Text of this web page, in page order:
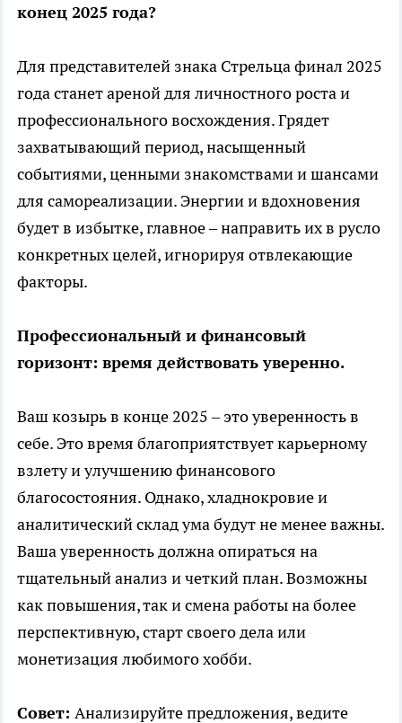
конец 2025 года?
Для представителей знака Стрельца финал 2025
года станет ареной для личностного роста и
профессионального восхождения. Грядет
захватывающий период, насыщенный
событиями, ценными знакомствами и шансами
для самореализации. Энергии и вдохновения
будет в избытке, главное – направить их в русло
конкретных целей, игнорируя отвлекающие
факторы.
Профессиональный и финансовый
горизонт: время действовать уверенно.
Ваш козырь в конце 2025 – это уверенность в
себе. Это время благоприятствует карьерному
взлету и улучшению финансового
благосостояния. Однако, хладнокровие и
аналитический склад ума будут не менее важны.
Ваша уверенность должна опираться на
тщательный анализ и четкий план. Возможны
как повышения, так и смена работы на более
перспективную, старт своего дела или
монетизация любимого хобби.
Совет: Анализируйте предложения, ведите